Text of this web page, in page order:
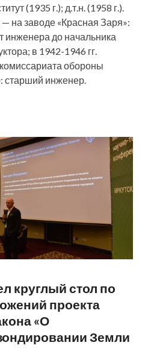
(1935 г.); д.т.н. (1958 г.).
на заводе «Красная Заря»:
инженера до начальника
в 1942-1946 гг.
обороны
инженер.
круглый стол по
проекта
«О
Земли